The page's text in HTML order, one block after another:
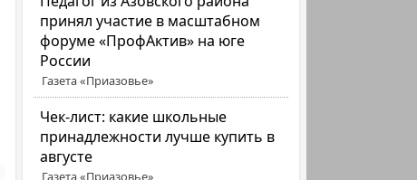
принял участие в масштабном
форуме «ПрофАктив» на юге
России
Газета «Приазовье»
Чек-лист: какие школьные
принадлежности лучше купить в
августе
Газета «Приазовье»